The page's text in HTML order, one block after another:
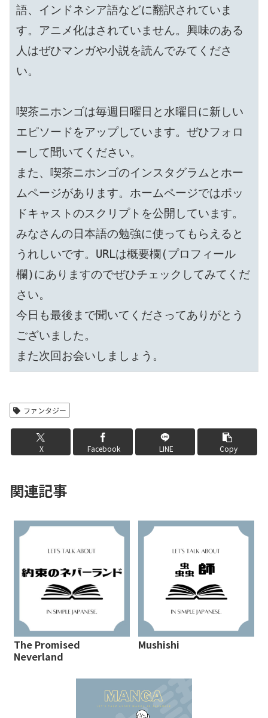
語、インドネシア語などに翻訳されていま
す。アニメ化はされていません。興味のある
人はぜひマンガや小説を読んでみてくださ
い。
喫茶ニホンゴは毎週日曜日と水曜日に新しい
エピソードをアップしています。ぜひフォロ
ーして聞いてください。
また、喫茶ニホンゴのインスタグラムとホー
ムページがあります。ホームページではポッ
ドキャストのスクリプトを公開しています。
みなさんの日本語の勉強に使ってもらえると
うれしいです。URLは概要欄(プロフィール
欄)にありますのでぜひチェックしてみてくだ
さい。
今日も最後まで聞いてくださってありがとう
ございました。
また次回お会いしましょう。
ファンタジー
X Facebook LINE Copy
関連記事
The Promised
Neverland
Mushishi